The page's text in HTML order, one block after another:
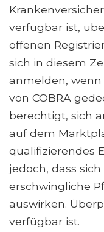
verfügbar ist,
offenen
sich in diesem
anmelden, wenn
von COBRA
berechtigt, sich
auf dem
qualifizierendes
jedoch, dass
erschwingliche
auswirken.
verfügbar ist.